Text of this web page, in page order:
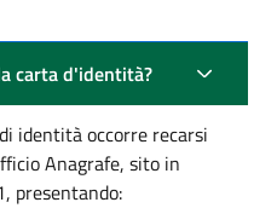
carta d'identità?
identità occorre recarsi
Anagrafe, sito in
presentando: